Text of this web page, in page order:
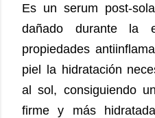
Es un serum post-
dañado durante la
propiedades
piel la hidratación
al sol, consiguiendo
firme y más